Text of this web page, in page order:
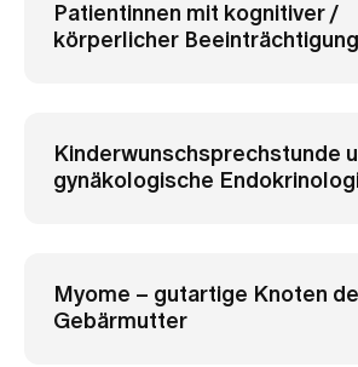
Patientinnen mit kognitiver /
körperlicher Beeinträchtigung
Kinderwunschsprechstunde
gynäkologische
Myome – gutartige Knoten
Gebärmutter